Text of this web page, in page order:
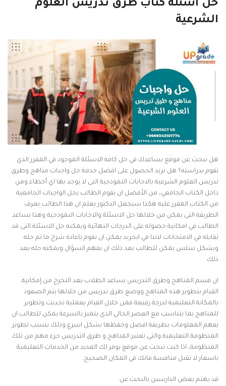
حل أسئلة كتاب طرق تدريس العلوم
الشرعية
هل تبحث عن موقع يساعدك في حل كافة الاسئلة الموجود في المقرر الذي
تقوم بدراسته؟ هل تريد الحصول على افضل خدمة حل واجبات مناهج وطرق
تدريس العلوم الشرعية بالاجابات النموذجية التى لا يوجد بها اي أخطاء ومن
داخل الكتاب الجامعي، من الأفضل ان يقوم الطالب بحل الواجبات الجامعية
من الكتاب المقرر عليه هكذا سيجعل الدكتور يعلم ان هذا الطالب يعرف
الطريقة التى يمكن من خلالها حل الاسئلة والاجابات النموذجية وهذا يساعد
الطالب في امكانية حصوله على الدرجات النهائية ويمكنه حل الاسئلة التى قد
تقابله في الامتحانات لاننا في ابجريد يمكن ان نقوم باعادة شرح ما تم حله
وبشكل سلس يمكن للطالب بعد ذلك ان يفهم السؤال ويمكنه حله بعد
ذلك.
ان قسم المناهج وطرق التدريس يساعد الطلاب بعد التخرج من إمكانية
القيام بتطوير هذه المناهج ووضع طرق تدريس من خلالها يتم الصعود
بالمكانة التعليمية لدرجة رفيعة فمن خلال القيام بعملية تحديث وتطوير
للمناهج بما يتناسب مع العصر الحالي الذي يتميز بالسرعة يمكن للطالب ان
يفهم المعلومات بطريقة افضل وحفظها بشكل اسرع وذلك بسبب تطوير
المنظومة التعليمية والتى تعتبر المناهج و طرق التدريس جزء مهم من تلك
المنظومة، اذا كنت تبحث عن موقع يوفر لك العديد من الخدمات التعليمية
باسعار لا تقبل منافسة فانك في المكان الصحيح.
قد يهتم بعض الدارسين بالبحث عن: